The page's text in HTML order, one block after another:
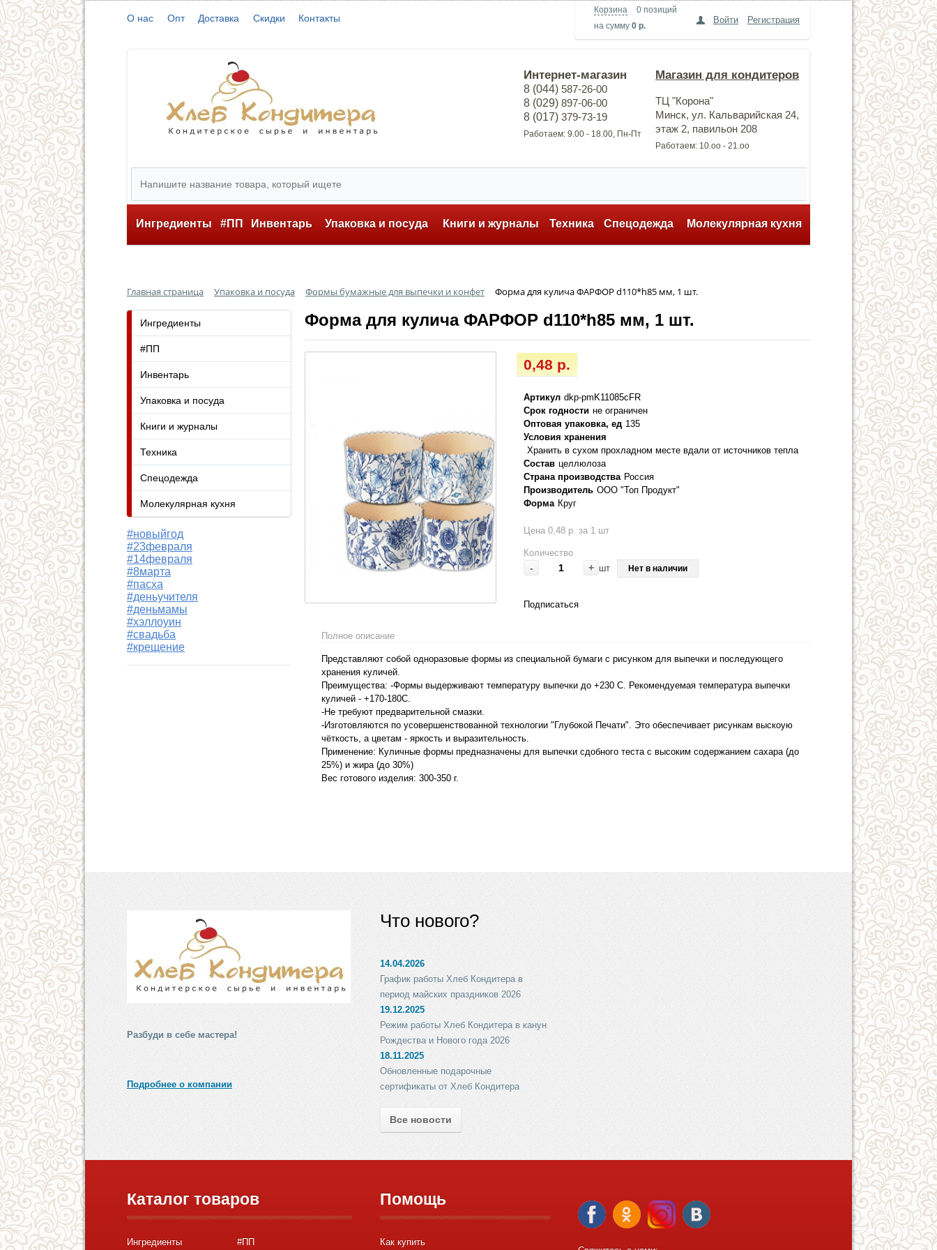
Корзина
0 позиций
на сумму 0 р.
Войти Регистрация
О нас Опт Доставка Скидки Контакты
Интернет-магазин
8 (044) 587-26-00
8 (029) 897-06-00
8 (017) 379-73-19
Работаем: 9.00 - 18.00, Пн-Пт
Магазин для кондитеров
ТЦ "Корона"
Минск, ул. Кальварийская 24,
этаж 2, павильон 208
Работаем: 10.оо - 21.оо
Ингредиенты #ПП Инвентарь Упаковка и посуда Книги и журналы Техника Спецодежда Молекулярная кухня
Главная страница Упаковка и посуда Формы бумажные для выпечки и конфет Форма для кулича ФАРФОР d110*h85 мм, 1 шт.
Форма для кулича ФАРФОР d110*h85 мм, 1 шт.
0,48 р.
Артикул dkp-pmK11085сFR
Срок годности не ограничен
Оптовая упаковка, ед 135
Условия хранения
Хранить в сухом прохладном месте вдали от источников тепла
Состав целлюлоза
Страна производства Россия
Производитель ООО "Топ Продукт"
Форма Круг
Цена 0,48 р. за 1 шт
Количество
- + шт Нет в наличии
Подписаться
Полное описание
Представляют собой одноразовые формы из специальной бумаги с рисунком для выпечки и последующего
хранения куличей.
Преимущества: -Формы выдерживают температуру выпечки до +230 С. Рекомендуемая температура выпечки
куличей - +170-180С.
-Не требуют предварительной смазки.
-Изготовляются по усовершенствованной технологии "Глубокой Печати". Это обеспечивает рисункам выскоую
чёткость, а цветам - яркость и выразительность.
Применение: Куличные формы предназначены для выпечки сдобного теста с высоким содержанием сахара (до
25%) и жира (до 30%)
Вес готового изделия: 300-350 г.
Ингредиенты
#ПП
Инвентарь
Упаковка и посуда
Книги и журналы
Техника
Спецодежда
Молекулярная кухня
#новыйгод
#23февраля
#14февраля
#8марта
#пасха
#деньучителя
#деньмамы
#хэллоуин
#свадьба
#крещение
Разбуди в себе мастера!
Подробнее о компании
Что нового?
14.04.2026
График работы Хлеб Кондитера в
период майских праздников 2026
19.12.2025
Режим работы Хлеб Кондитера в канун
Рождества и Нового года 2026
18.11.2025
Обновленные подарочные
сертификаты от Хлеб Кондитера
Все новости
Каталог товаров
Ингредиенты #ПП
Помощь
Как купить